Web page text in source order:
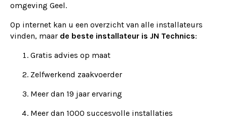
omgeving Geel.
Op internet kan u een overzicht van alle installateurs
vinden, maar de beste installateur is JN Technics:
Gratis advies op maat
Zelfwerkend zaakvoerder
Meer dan 19 jaar ervaring
Meer dan 1000 succesvolle installaties